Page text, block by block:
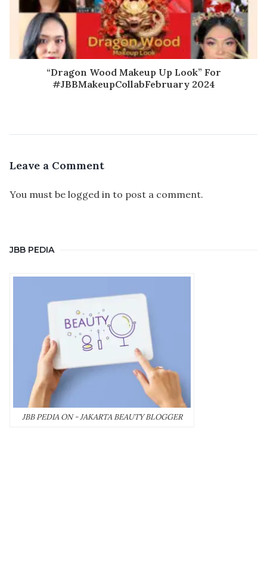
“Dragon Wood Makeup Up Look” For
#JBBMakeupCollabFebruary 2024
Leave a Comment
You must be logged in to post a comment.
JBB PEDIA
JBB PEDIA ON - JAKARTA BEAUTY BLOGGER